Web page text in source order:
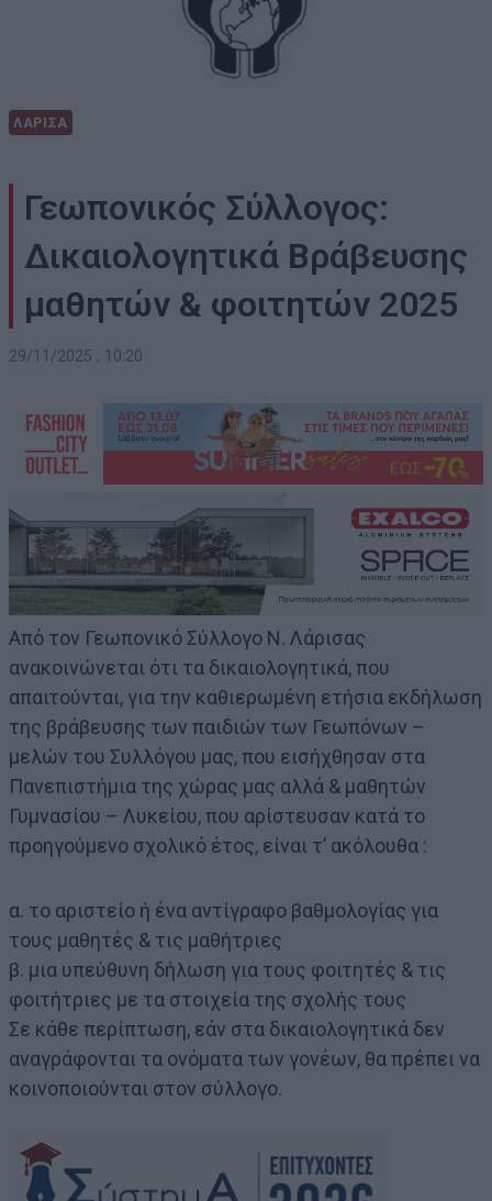
ΛΑΡΙΣΑ
Γεωπονικός Σύλλογος:
Δικαιολογητικά Βράβευσης
μαθητών & φοιτητών 2025
29/11/2025 , 10:20
Από τον Γεωπονικό Σύλλογο Ν. Λάρισας
ανακοινώνεται ότι τα δικαιολογητικά, που
απαιτούνται, για την καθιερωμένη ετήσια εκδήλωση
της βράβευσης των παιδιών των Γεωπόνων –
μελών του Συλλόγου μας, που εισήχθησαν στα
Πανεπιστήμια της χώρας μας αλλά & μαθητών
Γυμνασίου – Λυκείου, που αρίστευσαν κατά το
προηγούμενο σχολικό έτος, είναι τ’ ακόλουθα :
α. το αριστείο ή ένα αντίγραφο βαθμολογίας για
τους μαθητές & τις μαθήτριες
β. μια υπεύθυνη δήλωση για τους φοιτητές & τις
φοιτήτριες με τα στοιχεία της σχολής τους
Σε κάθε περίπτωση, εάν στα δικαιολογητικά δεν
αναγράφονται τα ονόματα των γονέων, θα πρέπει να
κοινοποιούνται στον σύλλογο.